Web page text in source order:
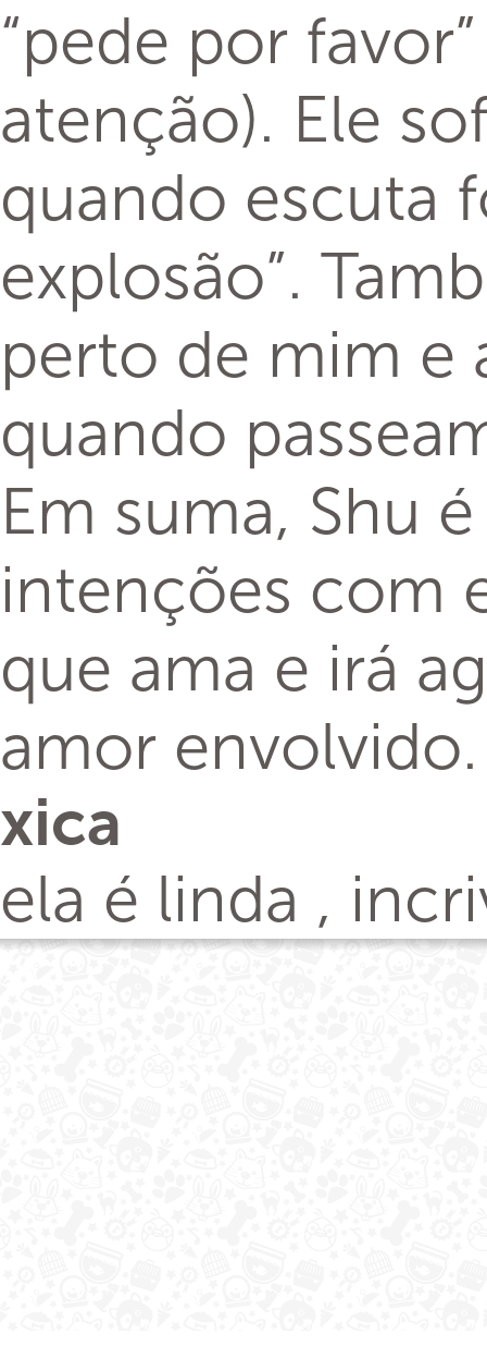
“pede por
atenção). Ele
quando escuta
explosão”.
perto de mim e
quando
Em suma, Shu
intenções com
que ama e irá
amor envolvido.
xica
ela é linda ,